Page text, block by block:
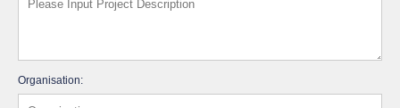
Organisation: